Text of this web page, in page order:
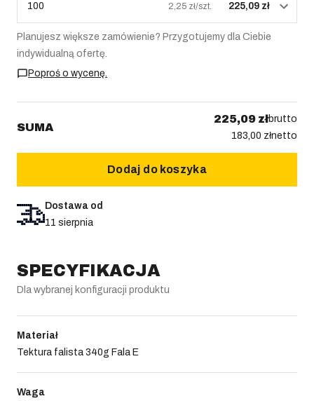
100 2,25 zł/szt. 225,09 zł
Planujesz większe zamówienie? Przygotujemy dla Ciebie
indywidualną ofertę.
Poproś o wycenę.
SUMA
225,09 złbrutto
183,00 złnetto
Dodaj do koszyka
Dostawa od
11 sierpnia
SPECYFIKACJA
Dla wybranej konfiguracji produktu
Materiał
Tektura falista 340g Fala E
Waga